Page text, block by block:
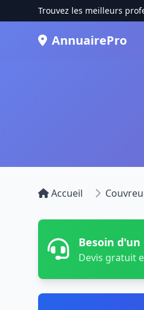
Trouvez les meilleurs
AnnuairePro
Accueil
Besoin d'un
Devis gratuit